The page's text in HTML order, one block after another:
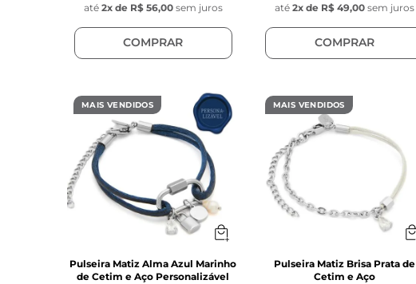
até 2x de R$ 56,00 sem juros
COMPRAR
até 2x de R$ 49,00 sem juros
COMPRAR
MAIS VENDIDOS
Pulseira Matiz Alma Azul Marinho
de Cetim e Aço Personalizável
MAIS VENDIDOS
Pulseira Matiz Brisa Prata de
Cetim e Aço